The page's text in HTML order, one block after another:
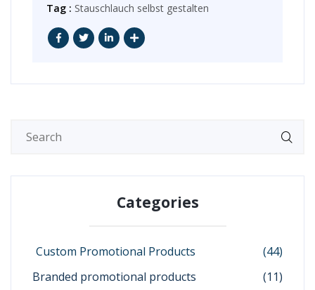
Tag : Stauschlauch selbst gestalten
Categories
Custom Promotional Products
(44)
Branded promotional products
(11)